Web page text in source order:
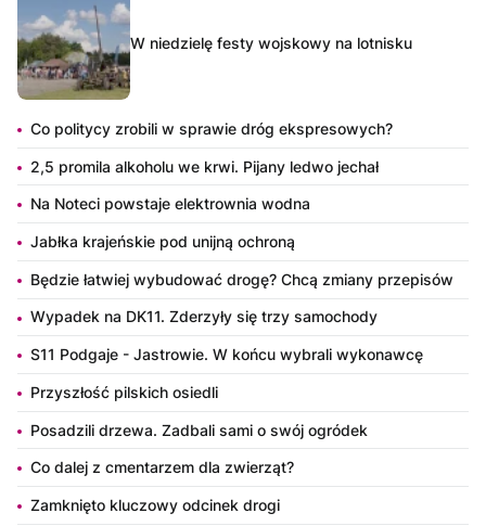
W niedzielę festy wojskowy na lotnisku
Co politycy zrobili w sprawie dróg ekspresowych?
2,5 promila alkoholu we krwi. Pijany ledwo jechał
Na Noteci powstaje elektrownia wodna
Jabłka krajeńskie pod unijną ochroną
Będzie łatwiej wybudować drogę? Chcą zmiany przepisów
Wypadek na DK11. Zderzyły się trzy samochody
S11 Podgaje - Jastrowie. W końcu wybrali wykonawcę
Przyszłość pilskich osiedli
Posadzili drzewa. Zadbali sami o swój ogródek
Co dalej z cmentarzem dla zwierząt?
Zamknięto kluczowy odcinek drogi